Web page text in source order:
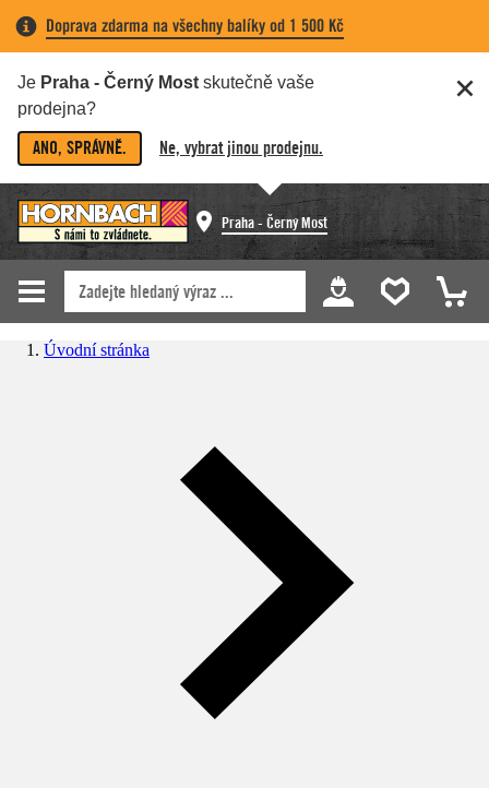
Doprava zdarma na všechny balíky od 1 500 Kč
Je Praha - Černý Most skutečně vaše
prodejna?
ANO, SPRÁVNĚ. Ne, vybrat jinou prodejnu.
Praha - Černý Most
Úvodní stránka